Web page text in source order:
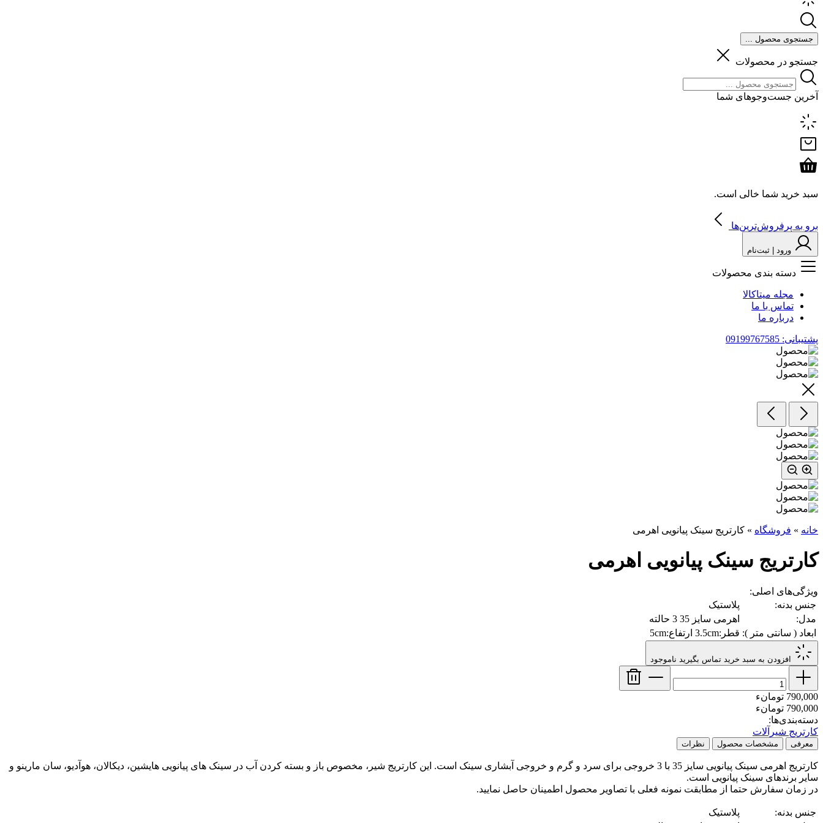
جستجوی محصول ...
جستجو در محصولات
آخرین جست‌وجوهای شما
سبد خرید شما خالی است.
برو به پرفروش‌ترین‌ها
ورود | ثبت‌نام
دسته بندی محصولات
مجله میتاکالا
تماس با ما
درباره ما
پشتیبانی: 09199767585
خانه » فروشگاه » کارتریج سینک پیانویی اهرمی
کارتریج سینک پیانویی اهرمی
ویژگی‌های اصلی:
جنس بدنه:
پلاستیک
مدل:
اهرمی سایز 35 3 حالته
ابعاد ( سانتی متر ): قطر:3.5cm ارتفاع:5cm
افزودن به سبد خرید تماس بگیرید ناموجود
790,000 تومانء
790,000 تومانء
دسته‌بندی‌ها:
کارتریج شیرآلات
معرفی مشخصات محصول نظرات
کارتریج اهرمی سینک پیانویی سایز 35 با 3 خروجی برای سرد و گرم و خروجی آبشاری سینک است. این کارتریج شیر، مخصوص باز و بسته کردن آب در سینک های پیانویی هایشین، دیکالان، هوآدیو، سان مارینو و
سایر برندهای سینک پیانویی است.
در زمان سفارش حتما از مطابقت نمونه فعلی با تصاویر محصول اطمینان حاصل نمایید.
جنس بدنه:
پلاستیک